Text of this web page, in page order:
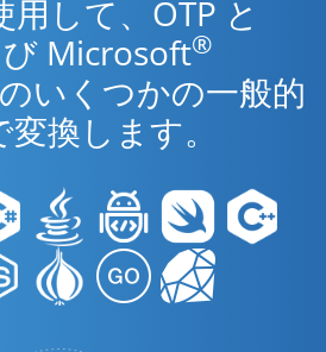
用して、OTP と
Microsoft®
いくつかの一般的
換します。